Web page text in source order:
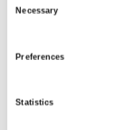
Selection
Necessary
Preferences
Statistics